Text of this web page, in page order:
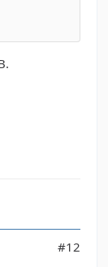
#12